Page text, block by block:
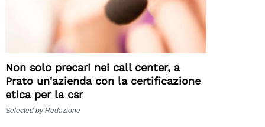
Non solo precari nei call center, a
Prato un'azienda con la certificazione
etica per la csr
Selected by Redazione